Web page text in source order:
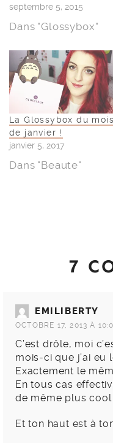
septembre 5, 2015
Dans "Glossybox"
La Glossybox du mois
de janvier !
janvier 5, 2017
Dans "Beaute"
7
EMILIBERTY
OCTOBRE 17, 2013 À
C’est drôle, moi
mois-ci que j’ai eu
Exactement le
En tous cas
de même plus cool
Et ton haut est à